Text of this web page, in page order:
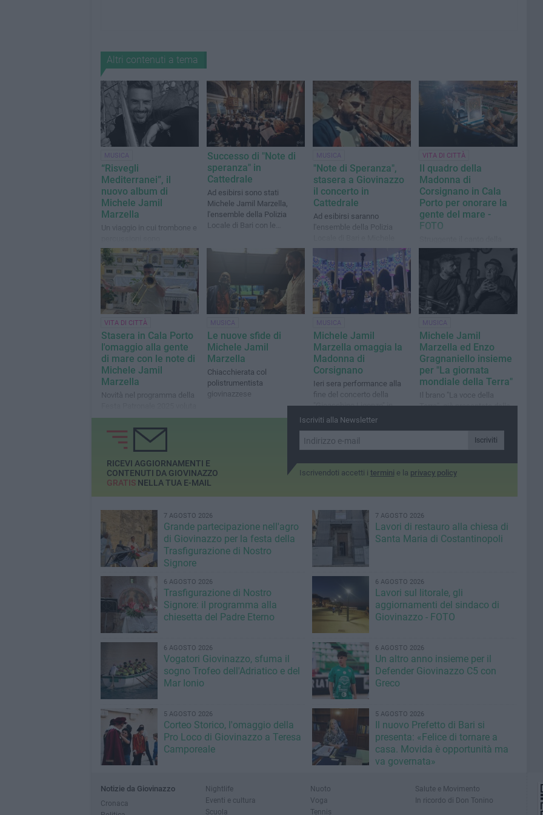
Altri contenuti a tema
MUSICA
“Risvegli
Mediterranei”, il
nuovo album di
Michele Jamil
Marzella
Un viaggio in cui trombone e
espressione di fluidità
musicale
Successo di "Note di
speranza" in
Cattedrale
Ad esibirsi sono stati
Michele Jamil Marzella,
l'ensemble della Polizia
Locale di Bari con le
Di Capua
MUSICA
"Note di Speranza",
stasera a Giovinazzo
il concerto in
Cattedrale
Ad esibirsi saranno
l'ensemble della Polizia
Jamil Marzella
VITA DI CITTÀ
Il quadro della
Madonna di
Corsignano in Cala
Porto per onorare la
gente del mare -
FOTO
corale delle parrocchie
cittadine che ha
accompagnato l'esibizione
di Michele Jamil Marzella
VITA DI CITTÀ
Stasera in Cala Porto
l'omaggio alla gente
di mare con le note di
Michele Jamil
Marzella
Novità nel programma della
dal presidente Pietro Sifo
MUSICA
Le nuove sfide di
Michele Jamil
Marzella
Chiacchierata col
polistrumentista
giovinazzese
MUSICA
Michele Jamil
Marzella omaggia la
Madonna di
Corsignano
Ieri sera performance alla
fine del concerto della
"Gioacchino Ligonzo" in
cassa armonica
MUSICA
Michele Jamil
Marzella ed Enzo
Gragnaniello insieme
per "La giornata
mondiale della Terra"
Il brano "La voce della
Terra", già presentato dalla
Iscriviti alla Newsletter
Iscriviti
Iscrivendoti accetti i termini e la privacy policy
RICEVI AGGIORNAMENTI E
CONTENUTI DA GIOVINAZZO
GRATISNELLA TUA E-MAIL
7 AGOSTO 2026
Grande partecipazione nell'agro
di Giovinazzo per la festa della
Trasfigurazione di Nostro
Signore
7 AGOSTO 2026
Lavori di restauro alla chiesa di
Santa Maria di Costantinopoli
6 AGOSTO 2026
Trasfigurazione di Nostro
Signore: il programma alla
chiesetta del Padre Eterno
6 AGOSTO 2026
Lavori sul litorale, gli
aggiornamenti del sindaco di
Giovinazzo - FOTO
6 AGOSTO 2026
Vogatori Giovinazzo, sfuma il
sogno Trofeo dell'Adriatico e del
Mar Ionio
6 AGOSTO 2026
Un altro anno insieme per il
Defender Giovinazzo C5 con
Greco
5 AGOSTO 2026
Corteo Storico, l'omaggio della
Pro Loco di Giovinazzo a Teresa
Camporeale
5 AGOSTO 2026
Il nuovo Prefetto di Bari si
presenta: «Felice di tornare a
casa. Movida è opportunità ma
va governata»
Notizie da Giovinazzo
Cronaca
Nightlife
Eventi e cultura
Scuola
Nuoto
Voga
Tennis
Salute e Movimento
In ricordo di Don Tonino